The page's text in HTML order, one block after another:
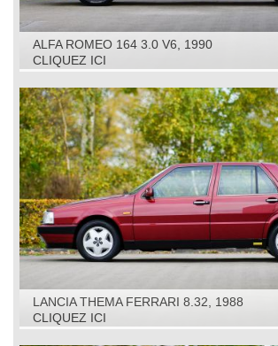
ALFA ROMEO 164 3.0 V6, 1990
CLIQUEZ ICI
LANCIA THEMA FERRARI 8.32, 1988
CLIQUEZ ICI